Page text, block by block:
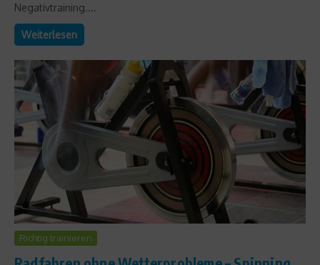
Negativtraining....
Weiterlesen
Richtig trainieren